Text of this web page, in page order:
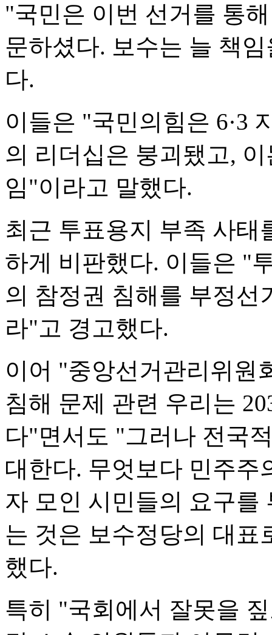
"국민은 이번 선거를 통
문하셨다. 보수는 늘 책
다.
이들은 "국민의힘은 6·3
의 리더십은 붕괴됐고,
임"이라고 말했다.
최근 투표용지 부족 사태
하게 비판했다. 이들은 "
의 참정권 침해를 부정선
라"고 경고했다.
이어 "중앙선거관리위원
침해 문제 관련 우리는
다"면서도 "그러나 전국
대한다. 무엇보다 민주주
자 모인 시민들의 요구를
는 것은 보수정당의 대표
했다.
특히 "국회에서 잘못을